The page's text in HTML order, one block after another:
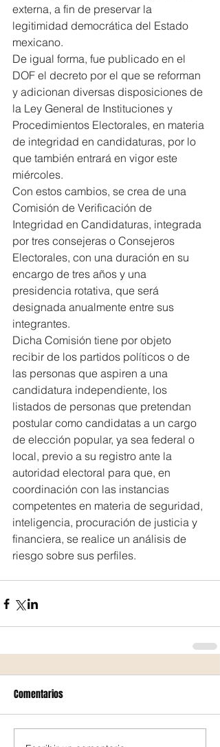
externa, a fin de preservar la
legitimidad democrática del Estado
mexicano.
De igual forma, fue publicado en el
DOF el decreto por el que se reforman
y adicionan diversas disposiciones de
la Ley General de Instituciones y
Procedimientos Electorales, en materia
de integridad en candidaturas, por lo
que también entrará en vigor este
miércoles.
Con estos cambios, se crea de una
Comisión de Verificación de
Integridad en Candidaturas, integrada
por tres consejeras o Consejeros
Electorales, con una duración en su
encargo de tres años y una
presidencia rotativa, que será
designada anualmente entre sus
integrantes.
Dicha Comisión tiene por objeto
recibir de los partidos políticos o de
las personas que aspiren a una
candidatura independiente, los
listados de personas que pretendan
postular como candidatas a un cargo
de elección popular, ya sea federal o
local, previo a su registro ante la
autoridad electoral para que, en
coordinación con las instancias
competentes en materia de seguridad,
inteligencia, procuración de justicia y
financiera, se realice un análisis de
riesgo sobre sus perfiles.
Comentarios